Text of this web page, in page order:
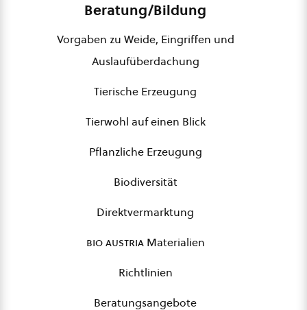
Beratung/Bildung
Vorgaben zu Weide, Eingriffen und
Auslaufüberdachung
Tierische Erzeugung
Tierwohl auf einen Blick
Pflanzliche Erzeugung
Biodiversität
Direktvermarktung
bio austriaMaterialien
Richtlinien
Beratungsangebote